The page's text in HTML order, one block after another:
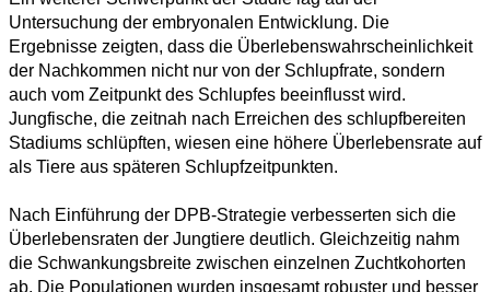
Untersuchung der embryonalen Entwicklung. Die
Ergebnisse zeigten, dass die Überlebenswahrscheinlichkeit
der Nachkommen nicht nur von der Schlupfrate, sondern
auch vom Zeitpunkt des Schlupfes beeinflusst wird.
Jungfische, die zeitnah nach Erreichen des schlupfbereiten
Stadiums schlüpften, wiesen eine höhere Überlebensrate auf
als Tiere aus späteren Schlupfzeitpunkten.
Nach Einführung der DPB-Strategie verbesserten sich die
Überlebensraten der Jungtiere deutlich. Gleichzeitig nahm
die Schwankungsbreite zwischen einzelnen Zuchtkohorten
ab. Die Populationen wurden insgesamt robuster und besser